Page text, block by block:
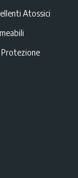
Atossici
Protezione